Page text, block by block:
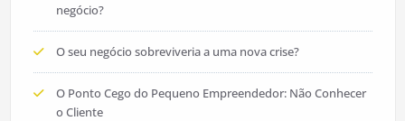
negócio?
O seu negócio sobreviveria a uma nova crise?
O Ponto Cego do Pequeno Empreendedor: Não Conhecer
o Cliente